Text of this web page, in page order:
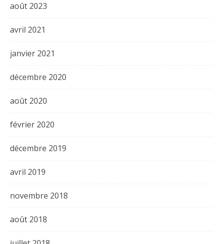
août 2023
avril 2021
janvier 2021
décembre 2020
août 2020
février 2020
décembre 2019
avril 2019
novembre 2018
août 2018